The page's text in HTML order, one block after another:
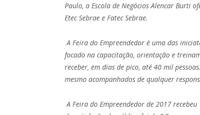
Paulo, a Escola de Negócios Alencar Burti
Etec Sebrae e Fatec Sebrae.
A Feira do Empreendedor é uma das
focado na capacitação, orientação e
receber, em dias de pico, até 40 mil
mesmo acompanhados de qualquer
A Feira do Empreendedor de 2017